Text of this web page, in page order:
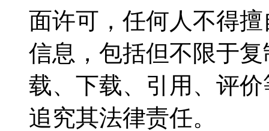
面许可，任何人不得
信息，包括但不限于
载、下载、引用、评
追究其法律责任。